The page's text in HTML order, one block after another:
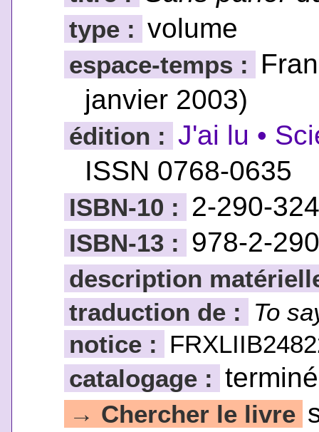
type : volume
espace-temps :
janvier 2003)
édition : J'ai lu •
ISSN 0768-0635
ISBN-10 : 2-290-
ISBN-13 : 978-2-
description
traduction de : To
notice :
catalogage : terminé
→ Chercher le livre